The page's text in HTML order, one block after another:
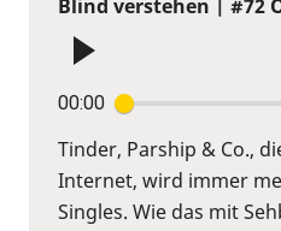
Blind verstehen | #72
00:00
Tinder, Parship & Co.,
Internet, wird immer
Singles. Wie das mit